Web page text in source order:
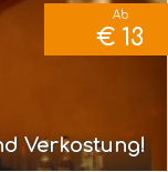
Verkostung!
Ab
€ 13